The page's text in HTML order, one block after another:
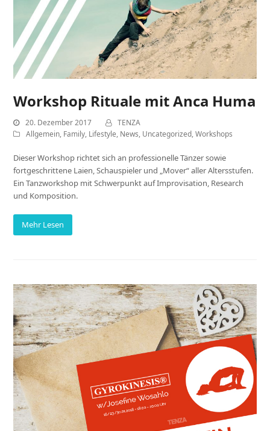
Workshop Rituale mit Anca Huma
20. Dezember 2017
TENZA
Allgemein, Family, Lifestyle, News, Uncategorized,Workshops
Dieser Workshop richtet sich an professionelle Tänzer sowie
fortgeschrittene Laien, Schauspieler und „Mover“ aller Altersstufen.
Ein Tanzworkshop mit Schwerpunkt auf Improvisation, Research
und Komposition.
Mehr Lesen